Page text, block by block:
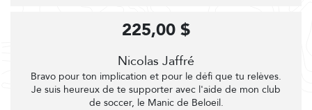
Nicolas Jaffré
Bravo pour ton implication et pour le défi que tu relèves.
Je suis heureux de te supporter avec l'aide de mon club
de soccer, le Manic de Beloeil.
225,00 $